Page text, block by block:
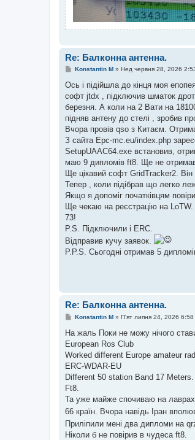
Re: Балконна антенна.
П
в
д
о
м
л
е
н
я
Konstantin M» Нед червня 28, 2026
Ось і підійшла до кінця моя
софт jtdx , підключив шматок
березня. А коли на 2 Вати на
підняв антену до стелі , зробив
Вчора провів qso з Китаєм.
З сайта Epc-mc.eu/index.php
SetupUAAC64.exe встановив,
маю 9 дипломів ft8. Ще не
Ще цікавий софт GridTracker2.
Тепер , коли підібрав що легко
Якщо я допоміг початківцям
Ще чекаю на реєстрацію на LoTW.
73!
P.S. Підключили і ERC.
Відправив кучу заявок.
P.P.S. Сьогодні отримав 5
Re: Балконна антенна.
П
в
д
о
л
е
н
я
Konstantin M» П'ят липня 24, 2026 6:58
На жаль Поки не можу нічого
European Ros Club
Worked different Europe amateur
ERC-WDAR-EU
Different 50 station Band 17 Meters.
Ft8.
Та уже майже спочиваю на
66 країн. Вчора навідь Іран
Приліпили мені два дипломи на
Ніколи б не повірив в чудеса ft8.